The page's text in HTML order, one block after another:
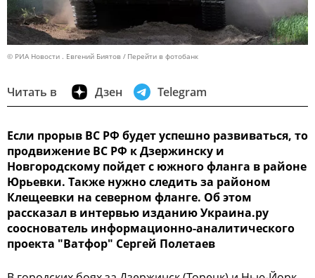
© РИА Новости . Евгений Биятов Перейти в фотобанк
Читать в Дзен Telegram
Если прорыв ВС РФ будет успешно развиваться, то
продвижение ВС РФ к Дзержинску и
Новгородскому пойдет с южного фланга в районе
Юрьевки. Также нужно следить за районом
Клещеевки на северном фланге. Об этом
рассказал в интервью изданию Украина.ру
сооснователь информационно-аналитического
проекта "Ватфор" Сергей Полетаев